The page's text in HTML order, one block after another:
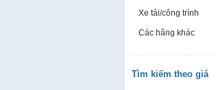
Xe tải/công trình
Các hãng khác
Tìm kiếm theo giá